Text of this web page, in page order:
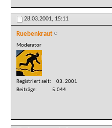
28.03.2001, 15:11
Ruebenkraut
Moderator
Registriert seit
03. 2001
Beiträge
5.044